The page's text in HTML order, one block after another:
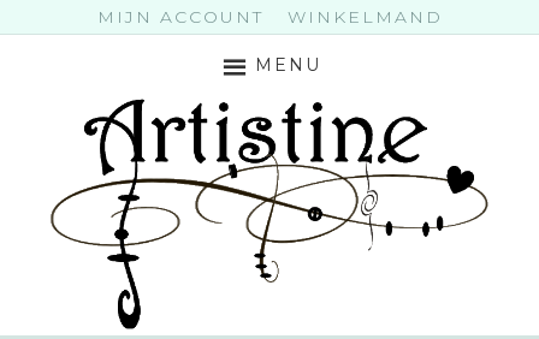
MIJN ACCOUNT WINKELMAND
MENU